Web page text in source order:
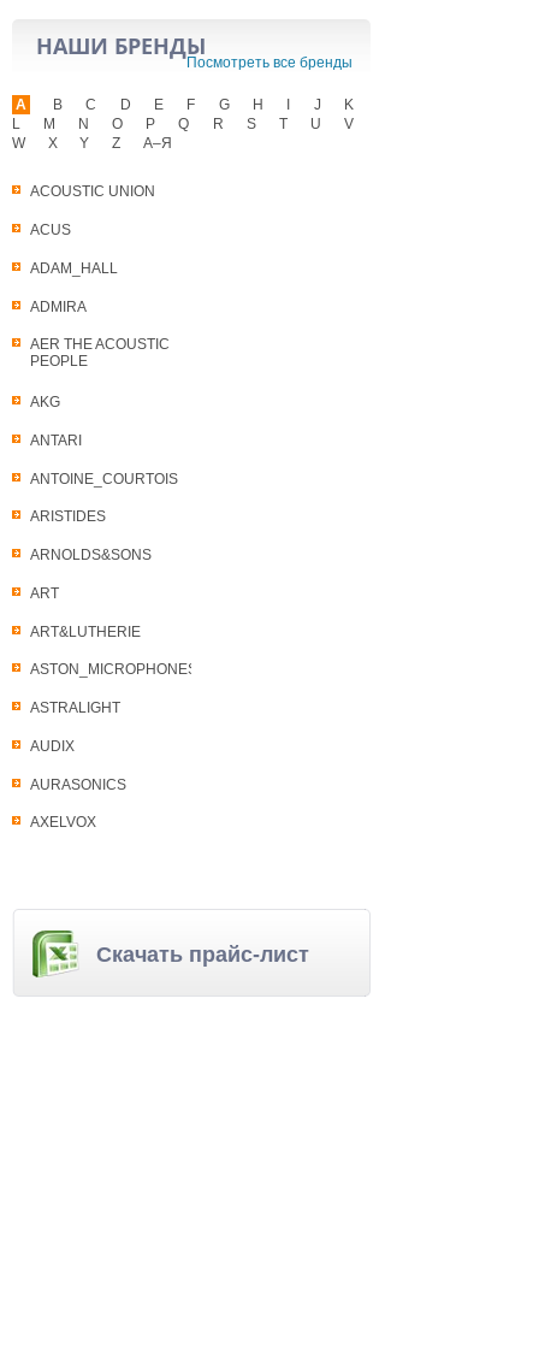
НАШИ БРЕНДЫ
Посмотреть все бренды
A
ACOUSTIC UNION
ACUS
ADAM_HALL
ADMIRA
AER THE ACOUSTIC
PEOPLE
AKG
ANTARI
ANTOINE_COURTOIS
ARISTIDES
ARNOLDS&SONS
ART
ART&LUTHERIE
ASTON_MICROPHONES
ASTRALIGHT
AUDIX
AURASONICS
AXELVOX
B C D E F G H J
K
L
M N O P Q R S T U
V
W
X Y Z А–Я
Скачать прайс-лист